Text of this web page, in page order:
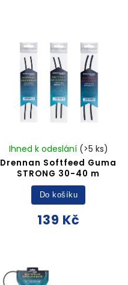
Drennan Softfeed Guma
STRONG 30-40 m
Ihned k odeslání (>5 ks)
139 Kč
Do košíku